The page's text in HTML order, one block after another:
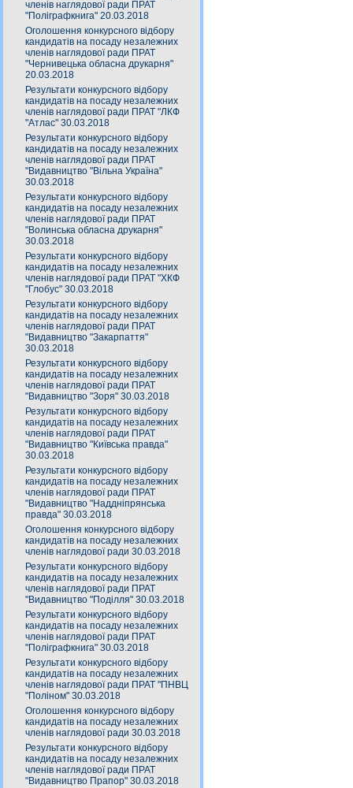
членів наглядової ради ПРАТ
"Поліграфкнига" 20.03.2018
Оголошення конкурсного відбору
кандидатів на посаду незалежних
членів наглядової ради ПРАТ
"Чернивецька обласна друкарня"
20.03.2018
Результати конкурсного відбору
кандидатів на посаду незалежних
членів наглядової ради ПРАТ "ЛКФ
"Атлас" 30.03.2018
Результати конкурсного відбору
кандидатів на посаду незалежних
членів наглядової ради ПРАТ
"Видавництво "Вільна Україна"
30.03.2018
Результати конкурсного відбору
кандидатів на посаду незалежних
членів наглядової ради ПРАТ
"Волинська обласна друкарня"
30.03.2018
Результати конкурсного відбору
кандидатів на посаду незалежних
членів наглядової ради ПРАТ "ХКФ
"Глобус" 30.03.2018
Результати конкурсного відбору
кандидатів на посаду незалежних
членів наглядової ради ПРАТ
"Видавництво "Закарпаття"
30.03.2018
Результати конкурсного відбору
кандидатів на посаду незалежних
членів наглядової ради ПРАТ
"Видавництво "Зоря" 30.03.2018
Результати конкурсного відбору
кандидатів на посаду незалежних
членів наглядової ради ПРАТ
"Видавництво "Київська правда"
30.03.2018
Результати конкурсного відбору
кандидатів на посаду незалежних
членів наглядової ради ПРАТ
"Видавництво "Наддніпрянська
правда" 30.03.2018
Оголошення конкурсного відбору
кандидатів на посаду незалежних
членів наглядової ради 30.03.2018
Результати конкурсного відбору
кандидатів на посаду незалежних
членів наглядової ради ПРАТ
"Видавництво "Поділля" 30.03.2018
Результати конкурсного відбору
кандидатів на посаду незалежних
членів наглядової ради ПРАТ
"Поліграфкнига" 30.03.2018
Результати конкурсного відбору
кандидатів на посаду незалежних
членів наглядової ради ПРАТ "ПНВЦ
"Поліном" 30.03.2018
Оголошення конкурсного відбору
кандидатів на посаду незалежних
членів наглядової ради 30.03.2018
Результати конкурсного відбору
кандидатів на посаду незалежних
членів наглядової ради ПРАТ
"Видавництво Прапор" 30.03.2018